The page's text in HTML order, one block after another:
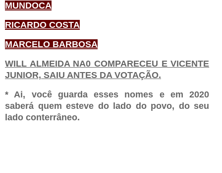
MUNDOCA
RICARDO COSTA
MARCELO BARBOSA
WILL ALMEIDA NA0 COMPARECEU E VICENTE
JUNIOR, SAIU ANTES DA VOTAÇÃO.
* Ai, você guarda esses nomes e em 2020
saberá quem esteve do lado do povo, do seu
lado conterrâneo.